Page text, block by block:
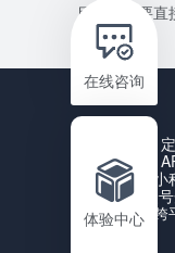
在线咨询
体验中心
目或者需要
公众